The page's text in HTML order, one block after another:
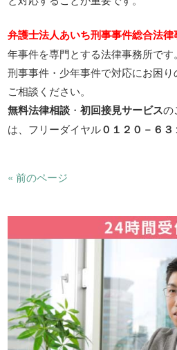
弁護士法人あいち刑事事件総合法律
年事件を専門とする法律事務所です。
刑事事件・少年事件で対応にお困
ご相談ください。
無料法律相談 ・初回接見サービスの
は、フリーダイヤル０１２０－６３
« 前のページ